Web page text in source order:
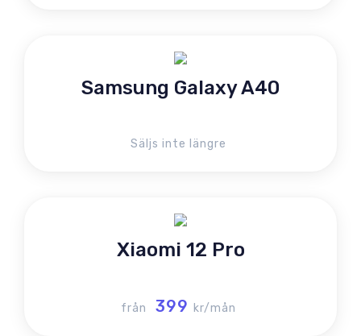
Samsung Galaxy A40
Säljs inte längre
Xiaomi 12 Pro
från 399 kr/mån